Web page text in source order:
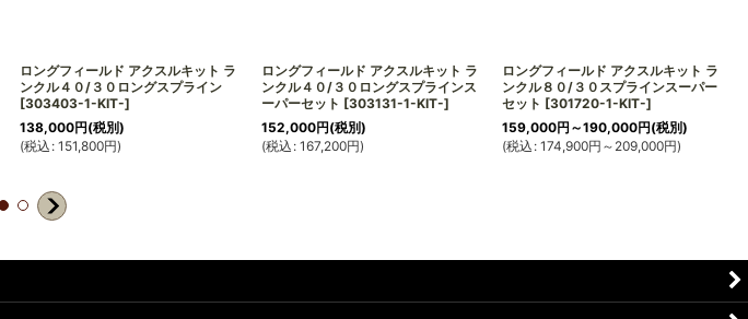
ロングフィールド アクスルキット ラ
ンクル４０/３０ロングスプライン
[303403-1-KIT-]
138,000円(税別)
(税込 : 151,800円)
ロングフィールド アクスルキット ラ
ンクル４０/３０ロングスプラインス
ーパーセット [303131-1-KIT-]
152,000円(税別)
(税込 : 167,200円)
ロングフィールド アクスルキット ラ
ンクル８０/３０スプラインスーパー
セット [301720-1-KIT-]
159,000円 ～190,000円(税別)
(税込 : 174,900円 ～209,000円)